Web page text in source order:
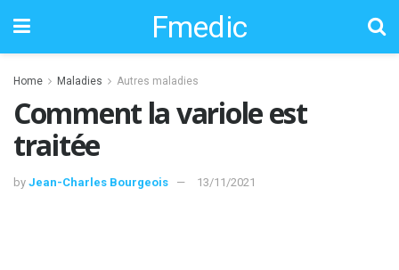
Fmedic
Home Maladies Autres maladies
Comment la variole est
traitée
by Jean-Charles Bourgeois 13/11/2021